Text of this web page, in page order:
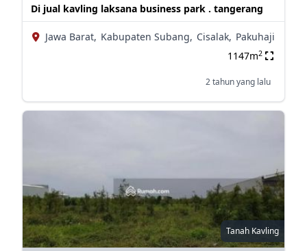
Di jual kavling laksana business park . tangerang
Jawa Barat, Kabupaten Subang, Cisalak, Pakuhaji
1147m2
2 tahun yang lalu
Tanah Kavling